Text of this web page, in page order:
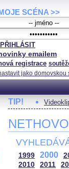
SCÉNA >>
PŘIHLÁSIT
emailem
registrace
jako domovskou
TIP!
1999 2000
2010
2011